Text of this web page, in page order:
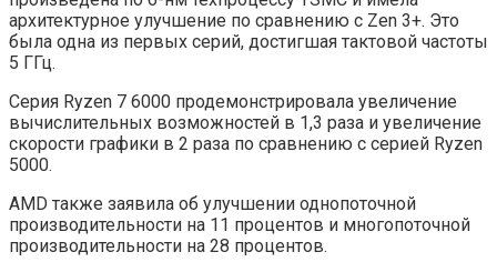
архитектурное улучшение по сравнению с Zen 3+. Это
была одна из первых серий, достигшая тактовой частоты
5 ГГц.
Серия Ryzen 7 6000 продемонстрировала увеличение
вычислительных возможностей в 1,3 раза и увеличение
скорости графики в 2 раза по сравнению с серией Ryzen
5000.
AMD также заявила об улучшении однопоточной
производительности на 11 процентов и многопоточной
производительности на 28 процентов.